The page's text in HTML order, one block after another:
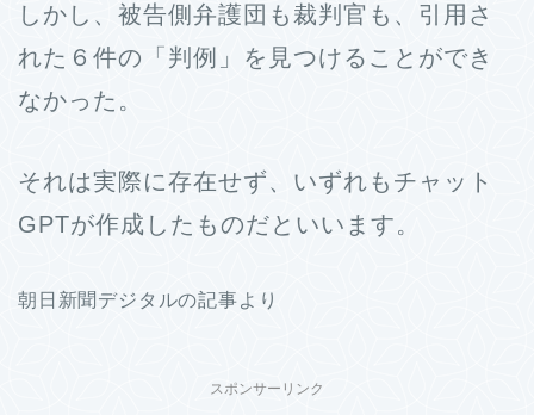
しかし、被告側弁護団も裁判官も、引用さ
れた６件の「判例」を見つけることができ
なかった。
それは実際に存在せず、いずれもチャット
GPTが作成したものだといいます。
朝日新聞デジタルの記事より
スポンサーリンク